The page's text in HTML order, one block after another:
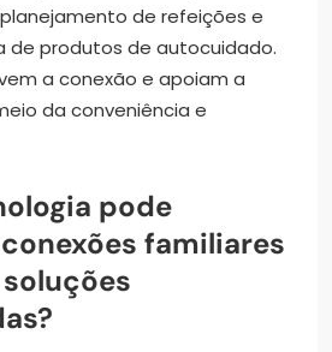
de refeições e
de produtos de autocuidado.
a conexão e apoiam a
da conveniência e
pode
familiares